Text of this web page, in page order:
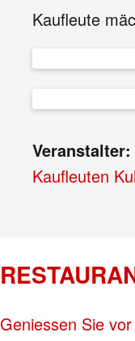
Kaufleute
Veranstalter:
Kaufleuten
Geniessen Sie